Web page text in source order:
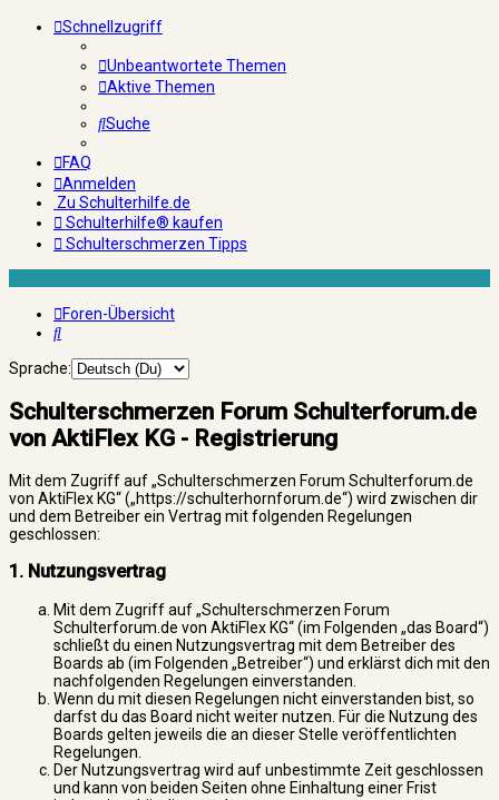
Schnellzugriff
Unbeantwortete Themen
Aktive Themen
Suche
FAQ
Anmelden
Zu Schulterhilfe.de
Schulterhilfe® kaufen
Schulterschmerzen Tipps
Foren-Übersicht
Suche
Sprache:
Schulterschmerzen Forum Schulterforum.de
von AktiFlex KG - Registrierung
Mit dem Zugriff auf „Schulterschmerzen Forum Schulterforum.de
von AktiFlex KG“ („https://schulterhornforum.de“) wird zwischen dir
und dem Betreiber ein Vertrag mit folgenden Regelungen
geschlossen:
1. Nutzungsvertrag
Mit dem Zugriff auf „Schulterschmerzen Forum
Schulterforum.de von AktiFlex KG“ (im Folgenden „das Board“)
schließt du einen Nutzungsvertrag mit dem Betreiber des
Boards ab (im Folgenden „Betreiber“) und erklärst dich mit den
nachfolgenden Regelungen einverstanden.
Wenn du mit diesen Regelungen nicht einverstanden bist, so
darfst du das Board nicht weiter nutzen. Für die Nutzung des
Boards gelten jeweils die an dieser Stelle veröffentlichten
Regelungen.
Der Nutzungsvertrag wird auf unbestimmte Zeit geschlossen
und kann von beiden Seiten ohne Einhaltung einer Frist